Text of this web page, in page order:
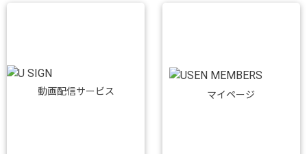
動画配信サービス マイページ